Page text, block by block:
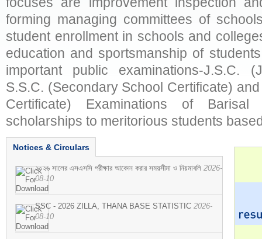
forming managing committees of
student enrollment in schools and
education and sportsmanship of
important public examinations-J.S.C.
S.S.C. (Secondary School Certificate)
Certificate) Examinations of
scholarships to meritorious students
Notices & Circulars
২০২৬ সালের এসএসসি পরীক্ষার আবেদন করার সময়সীমা ও নিয়মাবলি 2026-
08-10
SSC - 2026 ZILLA, THANA BASE STATISTIC 2026-
08-10